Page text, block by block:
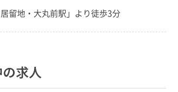
留地・大丸前駅」より徒歩3分
求人